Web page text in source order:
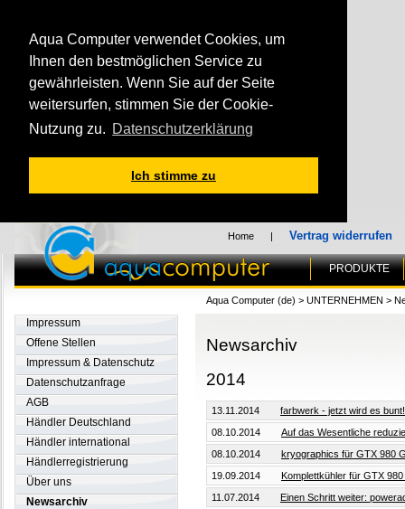
Aqua Computer verwendet Cookies, um
Ihnen den bestmöglichen Service zu
gewährleisten. Wenn Sie auf der Seite
weitersurfen, stimmen Sie der Cookie-
Nutzung zu. Datenschutzerklärung
Ich stimme zu
Home | Vertrag widerrufen
PRODUKTE
Impressum
Offene Stellen
Impressum & Datenschutz
Datenschutzanfrage
AGB
Händler Deutschland
Händler international
Händlerregistrierung
Über uns
Newsarchiv
Aqua Computer (de) > UNTERNEHMEN >
Newsarchiv
2014
13.11.2014
farbwerk - jetzt wird es bunt!
08.10.2014
Auf das Wesentliche
08.10.2014
kryographics für GTX 980
19.09.2014
Komplettkühler für GTX 980
11.07.2014
Einen Schritt weiter: